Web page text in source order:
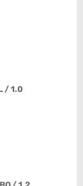
/ 1.0